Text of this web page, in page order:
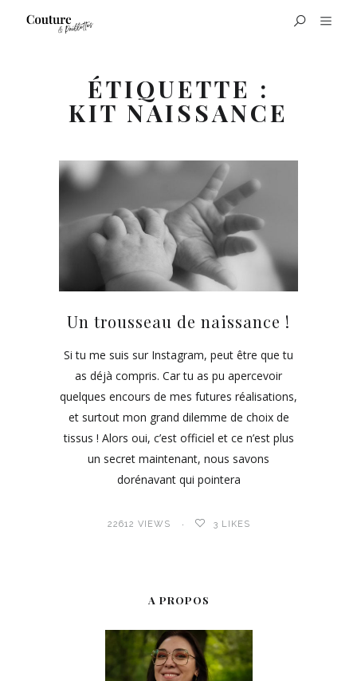
ÉTIQUETTE :
KIT NAISSANCE
Un trousseau de naissance !
Si tu me suis sur Instagram, peut être que tu
as déjà compris. Car tu as pu apercevoir
quelques encours de mes futures réalisations,
et surtout mon grand dilemme de choix de
tissus ! Alors oui, c’est officiel et ce n’est plus
un secret maintenant, nous savons
dorénavant qui pointera
22612 VIEWS 3 LIKES
A PROPOS